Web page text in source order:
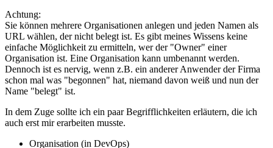
Achtung:
Sie können mehrere Organisationen anlegen und jeden Namen als
URL wählen, der nicht belegt ist. Es gibt meines Wissens keine
einfache Möglichkeit zu ermitteln, wer der "Owner" einer
Organisation ist. Eine Organisation kann umbenannt werden.
Dennoch ist es nervig, wenn z.B. ein anderer Anwender der Firma
schon mal was "begonnen" hat, niemand davon weiß und nun der
Name "belegt" ist.
In dem Zuge sollte ich ein paar Begrifflichkeiten erläutern, die ich
auch erst mir erarbeiten musste.
Organisation (in DevOps)